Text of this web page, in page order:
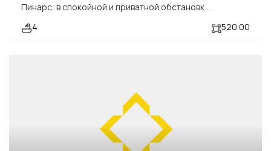
Пинарс, в спокойной и приватной обстановк...
4
520.00